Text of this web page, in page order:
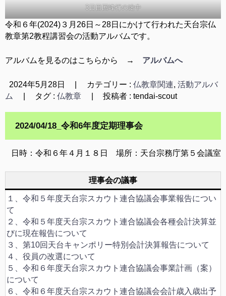
3日目回峰行の途中
令和６年(2024)３月26日～28日にかけて行われた天台宗仏
教章第2教程講習会の活動アルバムです。
アルバムを見るのはこちらから → アルバムへ
2024年5月28日 カテゴリー : 仏教章関連, 活動アルバ
ム
タグ :仏教章 投稿者 : tendai-scout
2024/04/18_令和6年度定期理事会
日時：令和６年４月１８日 場所：天台宗務庁第５会議室
理事会の議事
１、令和５年度天台宗スカウト連合協議会事業報告につい
て
２、令和５年度天台宗スカウト連合協議会各種会計決算並
びに現在報告について
３、第10回天台キャンポリー特別会計決算報告について
４、役員の改選について
５、令和６年度天台宗スカウト連合協議会事業計画（案）
について
６、令和６年度天台宗スカウト連合協議会会計歳入歳出予